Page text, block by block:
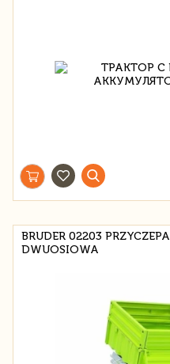
BRUDER 02203
DWUOSIOWA